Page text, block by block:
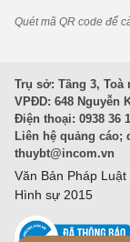
Quét mã QR code để
Trụ sở: Tầng 3, Toà
VPĐD: 648 Nguyễn
Điện thoại: 0938 36
Liên hệ quảng cáo;
thuybt@incom.vn
Văn Bản Pháp Luật
Hình sự 2015